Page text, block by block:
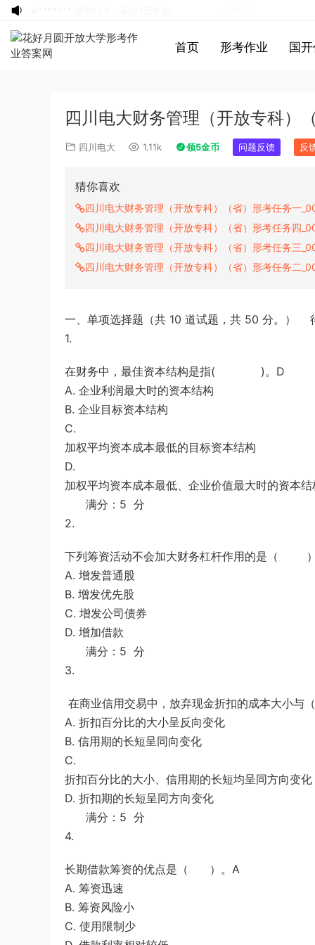
首页 形考作业 国
四川电大财务管理（开放专科）
四川电大 1.11k 领5金币 问题反馈 反
猜你喜欢
四川电大财务管理（开放专科）（省）形考任务一
四川电大财务管理（开放专科）（省）形考任务四
四川电大财务管理（开放专科）（省）形考任务三
四川电大财务管理（开放专科）（省）形考任务二
一、单项选择题（共 10 道试题，共 50 分。）
1.
在财务中，最佳资本结构是指( )。D
A. 企业利润最大时的资本结构
B. 企业目标资本结构
C.
加权平均资本成本最低的目标资本结构
D.
加权平均资本成本最低、企业价值最大时的资本结
满分：5 分
2.
下列筹资活动不会加大财务杠杆作用的是（
A. 增发普通股
B. 增发优先股
C. 增发公司债券
D. 增加借款
满分：5 分
3.
在商业信用交易中，放弃现金折扣的成本大
A. 折扣百分比的大小呈反向变化
B. 信用期的长短呈同向变化
C.
折扣百分比的大小、信用期的长短均呈同方向变化
D. 折扣期的长短呈同方向变化
满分：5 分
4.
长期借款筹资的优点是（ ）。A
A. 筹资迅速
B. 筹资风险小
C. 使用限制少
《行测》真题（县级）答案及解析
游客下载了资源2004年广东公务员考试
《行测》真题(下半年）答案及解析
u*******
順著大腦來生活：
3小时前
創意、健康與生產力的最高生活法
從起床到就寢，用大腦喜歡的模式，活出
a*******投稿收入增加10块钱 3小时前
3小时前
3小时前
签到打卡，获得1元奖励
下载了资源2013年921公务员考试
联考《行测》真题答案及解析（河南卷）
5小时前
登录了本站 7分钟前
下载了资源2019年420联考《行
21分钟前
签到打卡，获得1元奖励 2小时前